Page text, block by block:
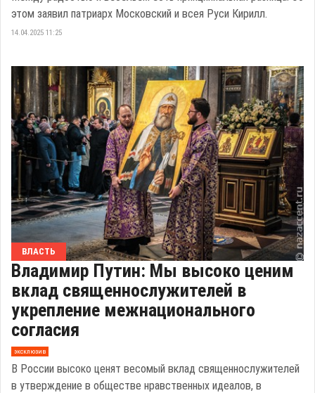
этом заявил патриарх Московский и всея Руси Кирилл.
14.04.2025 11:25
ВЛАСТЬ
Владимир Путин: Мы высоко ценим
вклад священнослужителей в
укрепление межнационального
согласия
эксклюзив
В России высоко ценят весомый вклад священнослужителей
в утверждение в обществе нравственных идеалов, в